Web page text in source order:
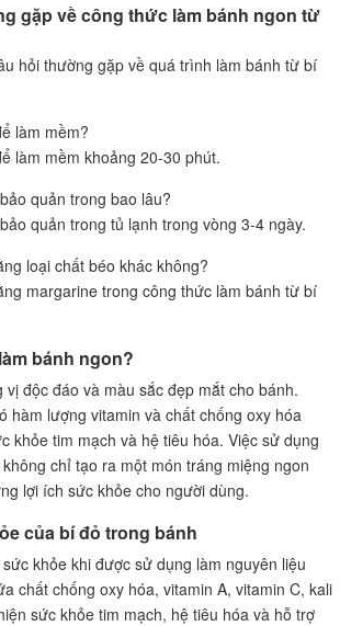
gặp về công thức làm bánh ngon từ
hỏi thường gặp về quá trình làm bánh từ bí
làm mềm?
làm mềm khoảng 20-30 phút.
quản trong bao lâu?
quản trong tủ lạnh trong vòng 3-4 ngày.
loại chất béo khác không?
margarine trong công thức làm bánh từ bí
bánh ngon?
độc đáo và màu sắc đẹp mắt cho bánh.
hàm lượng vitamin và chất chống oxy hóa
khỏe tim mạch và hệ tiêu hóa. Việc sử dụng
chỉ tạo ra một món tráng miệng ngon
lợi ích sức khỏe cho người dùng.
của bí đỏ trong bánh
khỏe khi được sử dụng làm nguyên liệu
chất chống oxy hóa, vitamin A, vitamin C, kali
sức khỏe tim mạch, hệ tiêu hóa và hỗ trợ